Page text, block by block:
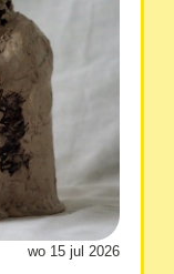
wo 15 jul 2026